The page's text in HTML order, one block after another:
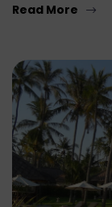
Read More